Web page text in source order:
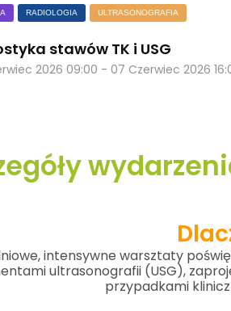
RADIOLOGIA ULTRASONOGRAFIA
stawów TK i USG
2026 09:00 -07 Czerwiec 2026
intensywne warsztaty
ultrasonografii (USG),
przypadkami